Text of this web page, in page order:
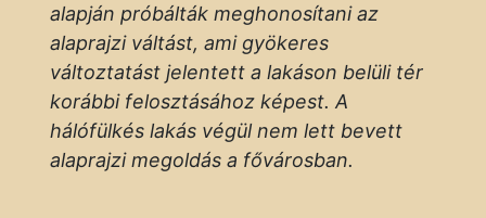
alapján próbálták meghonosítani az
alaprajzi váltást, ami gyökeres
változtatást jelentett a lakáson belüli tér
korábbi felosztásához képest. A
hálófülkés lakás végül nem lett bevett
alaprajzi megoldás a fővárosban.